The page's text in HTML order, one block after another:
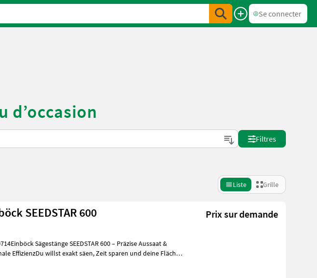
Se connecter
d’occasion
Filtres
Liste Grille
SEEDSTAR 600 Prix sur demande
Sägestänge SEEDSTAR 600 – Präzise Aussaat &
willst exakt säen, Zeit sparen und deine Flächen